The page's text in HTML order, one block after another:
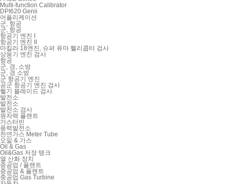
Multi-function Calibrator
DPI620 Genii
어플리케이션
군, 항공
군, 항공
항공기 엔진 I
항공기 엔진 II
마킬라 18엔진, 슈퍼 퓨마 헬리콥터 검사
상용기 엔진 검사
항공
군, 경, 소방
군, 경 소방
군 항공기 엔진
공군 항공기 엔진 검사
헬기 블레이드 검사
발전소
발전소
발전소 검사
원자력 플랜트
가스터빈
풍력발전소
천연가스 Meter Tube
오일 & 가스
Oil & Gas
Oil&Gas 저장 탱크
열 산화 장치
중공업 / 플랜트
중공업 & 플랜트
중공업 Gas Turbine